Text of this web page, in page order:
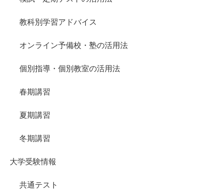
教科別学習アドバイス
オンライン予備校・塾の活用法
個別指導・個別教室の活用法
春期講習
夏期講習
冬期講習
大学受験情報
共通テスト